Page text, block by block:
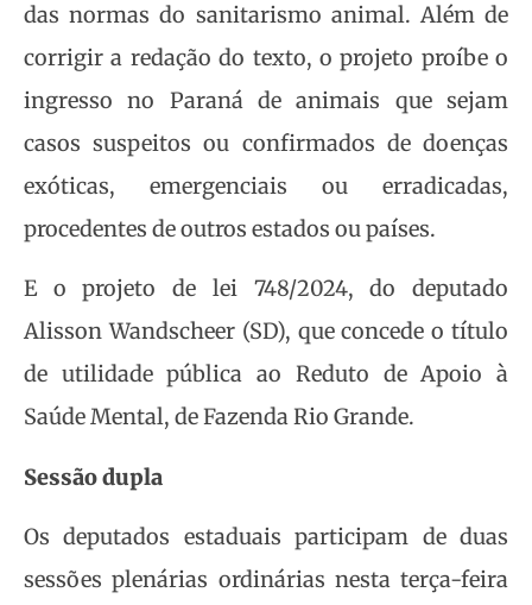
das normas do sanitarismo animal. Além de
corrigir a redação do texto, o projeto proíbe o
ingresso no Paraná de animais que sejam
casos suspeitos ou confirmados de doenças
exóticas, emergenciais ou erradicadas,
procedentes de outros estados ou países.
E o projeto de lei 748/2024, do deputado
Alisson Wandscheer (SD), que concede o título
de utilidade pública ao Reduto de Apoio à
Saúde Mental, de Fazenda Rio Grande.
Sessão dupla
Os deputados estaduais participam de duas
sessões plenárias ordinárias nesta terça-feira